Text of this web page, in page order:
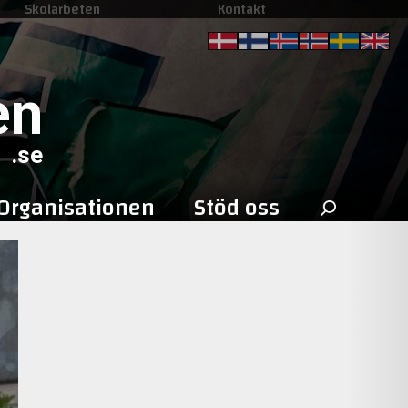
Skolarbeten Kontakt
.se
Stöd oss Sök
efter: